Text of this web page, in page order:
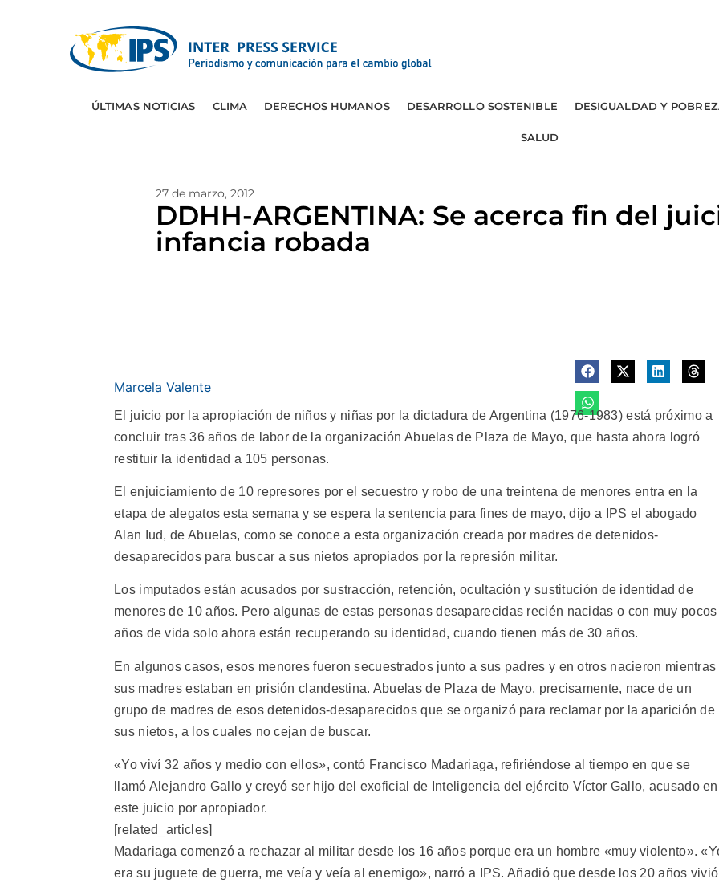
ÚLTIMAS NOTICIAS CLIMA DERECHOS HUMANOS DESARROLLO SOSTENIBLE DESIGUALDAD Y
SALUD
27 de marzo, 2012
DDHH-ARGENTINA: Se acerca fin del
infancia robada
Marcela Valente
El juicio por la apropiación de niños y niñas por la dictadura de Argentina (1976-1983) está próximo a
concluir tras 36 años de labor de la organización Abuelas de Plaza de Mayo, que hasta ahora logró
restituir la identidad a 105 personas.
El enjuiciamiento de 10 represores por el secuestro y robo de una treintena de menores entra en la
etapa de alegatos esta semana y se espera la sentencia para fines de mayo, dijo a IPS el abogado
Alan Iud, de Abuelas, como se conoce a esta organización creada por madres de detenidos-
desaparecidos para buscar a sus nietos apropiados por la represión militar.
Los imputados están acusados por sustracción, retención, ocultación y sustitución de identidad de
menores de 10 años. Pero algunas de estas personas desaparecidas recién nacidas o con muy pocos
años de vida solo ahora están recuperando su identidad, cuando tienen más de 30 años.
En algunos casos, esos menores fueron secuestrados junto a sus padres y en otros nacieron mientras
sus madres estaban en prisión clandestina. Abuelas de Plaza de Mayo, precisamente, nace de un
grupo de madres de esos detenidos-desaparecidos que se organizó para reclamar por la aparición de
sus nietos, a los cuales no cejan de buscar.
«Yo viví 32 años y medio con ellos», contó Francisco Madariaga, refiriéndose al tiempo en que se
llamó Alejandro Gallo y creyó ser hijo del exoficial de Inteligencia del ejército Víctor Gallo, acusado en
este juicio por apropiador.
[related_articles]
Madariaga comenzó a rechazar al militar desde los 16 años porque era un hombre «muy violento».
era su juguete de guerra, me veía y veía al enemigo», narró a IPS. Añadió que desde los 20 años vivió